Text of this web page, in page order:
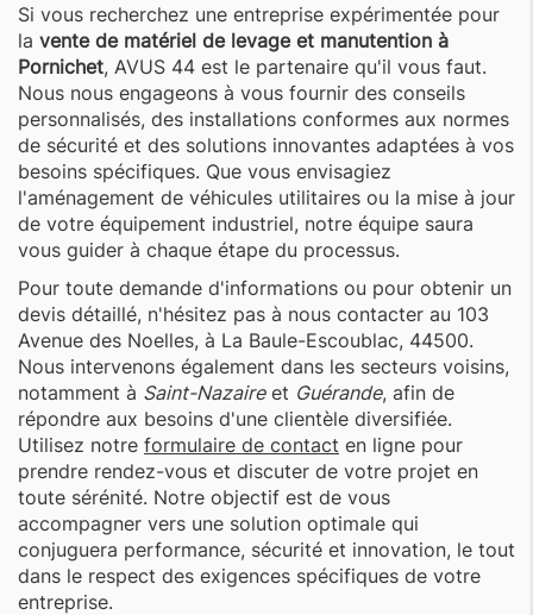
Si vous recherchez une entreprise expérimentée pour
la vente de matériel de levage et manutention à
Pornichet, AVUS 44 est le partenaire qu'il vous faut.
Nous nous engageons à vous fournir des conseils
personnalisés, des installations conformes aux normes
de sécurité et des solutions innovantes adaptées à vos
besoins spécifiques. Que vous envisagiez
l'aménagement de véhicules utilitaires ou la mise à jour
de votre équipement industriel, notre équipe saura
vous guider à chaque étape du processus.
Pour toute demande d'informations ou pour obtenir un
devis détaillé, n'hésitez pas à nous contacter au 103
Avenue des Noelles, à La Baule-Escoublac, 44500.
Nous intervenons également dans les secteurs voisins,
notamment à Saint-Nazaireet Guérande, afin de
répondre aux besoins d'une clientèle diversifiée.
Utilisez notre formulaire de contact en ligne pour
prendre rendez-vous et discuter de votre projet en
toute sérénité. Notre objectif est de vous
accompagner vers une solution optimale qui
conjuguera performance, sécurité et innovation, le tout
dans le respect des exigences spécifiques de votre
entreprise.